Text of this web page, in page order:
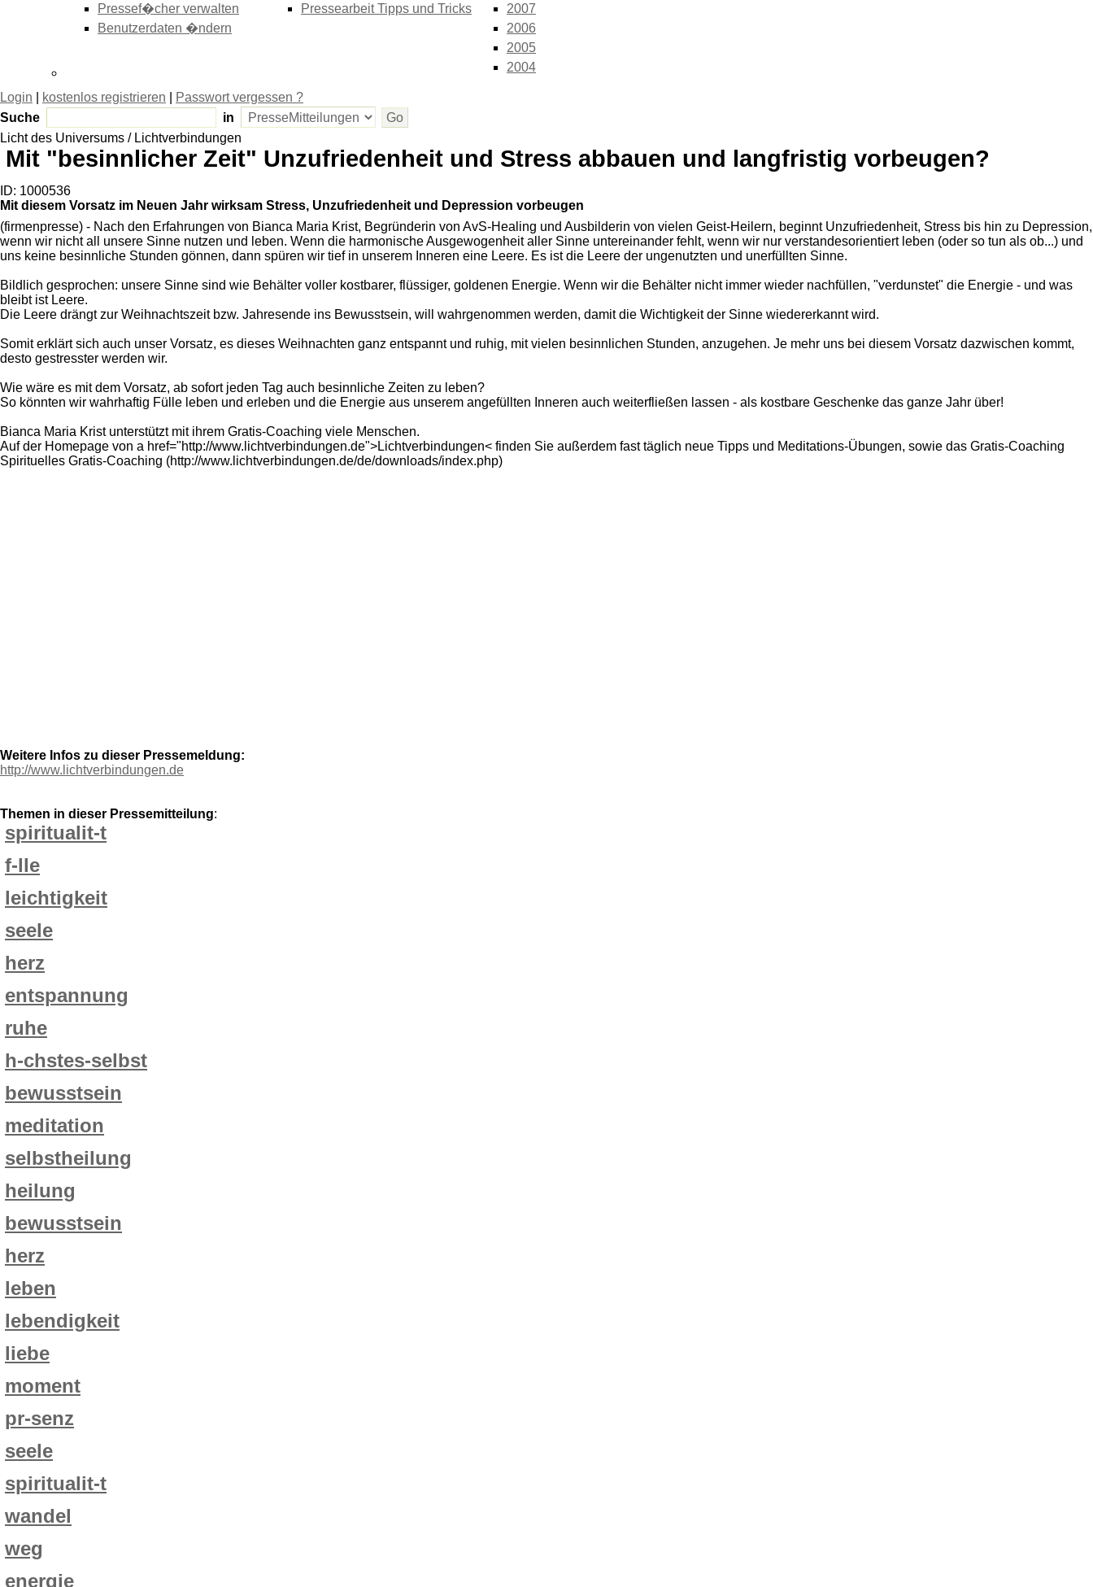
Pressef�cher verwalten
Benutzerdaten �ndern
Pressearbeit Tipps und Tricks
2007
2006
2005
2004
Login kostenlos registrieren
Passwort vergessen ?
Suche
in
Licht des Universums / Lichtverbindungen
Mit "besinnlicher Zeit" Unzufriedenheit und Stress abbauen und langfristig vorbeugen?
ID: 1000536
Mit diesem Vorsatz im Neuen Jahr wirksam Stress, Unzufriedenheit und Depression vorbeugen
(firmenpresse) - Nach den Erfahrungen von Bianca Maria Krist, Begründerin von AvS-Healing und Ausbilderin von vielen Geist-Heilern, beginnt Unzufriedenheit, Stress bis hin zu Depression,
wenn wir nicht all unsere Sinne nutzen und leben. Wenn die harmonische Ausgewogenheit aller Sinne untereinander fehlt, wenn wir nur verstandesorientiert leben (oder so tun als ob...) und
uns keine besinnliche Stunden gönnen, dann spüren wir tief in unserem Inneren eine Leere. Es ist die Leere der ungenutzten und unerfüllten Sinne.
Bildlich gesprochen: unsere Sinne sind wie Behälter voller kostbarer, flüssiger, goldenen Energie. Wenn wir die Behälter nicht immer wieder nachfüllen, "verdunstet" die Energie - und was
bleibt ist Leere.
Die Leere drängt zur Weihnachtszeit bzw. Jahresende ins Bewusstsein, will wahrgenommen werden, damit die Wichtigkeit der Sinne wiedererkannt wird.
Somit erklärt sich auch unser Vorsatz, es dieses Weihnachten ganz entspannt und ruhig, mit vielen besinnlichen Stunden, anzugehen. Je mehr uns bei diesem Vorsatz dazwischen kommt,
desto gestresster werden wir.
Wie wäre es mit dem Vorsatz, ab sofort jeden Tag auch besinnliche Zeiten zu leben?
So könnten wir wahrhaftig Fülle leben und erleben und die Energie aus unserem angefüllten Inneren auch weiterfließen lassen - als kostbare Geschenke das ganze Jahr über!
Bianca Maria Krist unterstützt mit ihrem Gratis-Coaching viele Menschen.
Auf der Homepage von a href="http://www.lichtverbindungen.de">Lichtverbindungen< finden Sie außerdem fast täglich neue Tipps und Meditations-Übungen, sowie das Gratis-Coaching
Spirituelles Gratis-Coaching (http://www.lichtverbindungen.de/de/downloads/index.php)
Weitere Infos zu dieser Pressemeldung:
http://www.lichtverbindungen.de
Themen in dieser Pressemitteilung:
spiritualit-t
f-lle
leichtigkeit
seele
herz
entspannung
ruhe
h-chstes-selbst
bewusstsein
meditation
selbstheilung
heilung
bewusstsein
herz
leben
lebendigkeit
liebe
moment
pr-senz
seele
spiritualit-t
wandel
weg
energie